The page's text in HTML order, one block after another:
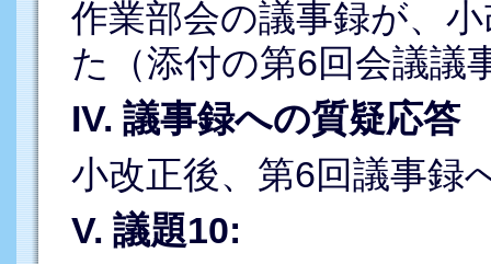
作業部会の議事録が、
た（添付の第6回会議議
IV. 議事録への質疑応答
小改正後、第6回議事録
V. 議題10: